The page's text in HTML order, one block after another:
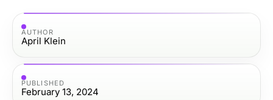
AUTHOR
April Klein
PUBLISHED
February 13, 2024